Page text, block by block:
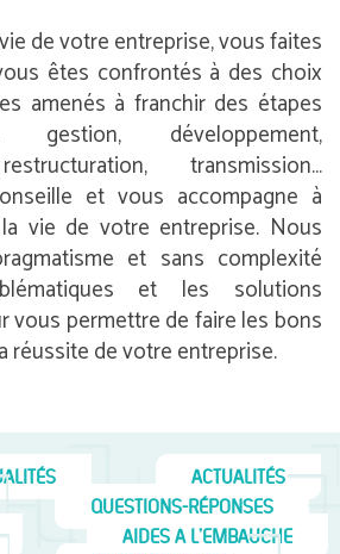
de votre entreprise, vous faites
êtes confrontés à des choix
amenés à franchir des étapes
gestion, développement,
transmission…
et vous accompagne à
vie de votre entreprise. Nous
et sans complexité
et les solutions
vous permettre de faire les bons
réussite de votre entreprise.
ACTUALITÉS
QUESTIONS-RÉPONSES
AIDES À L'EMBAUCHE